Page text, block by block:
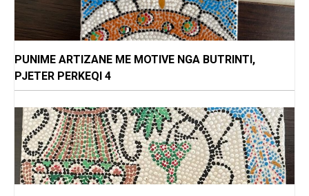
PUNIME ARTIZANE ME MOTIVE NGA BUTRINTI,
PJETER PERKEQI 4